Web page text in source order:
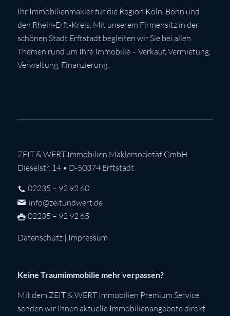
Ihr Immobilienmakler für die Region Köln, Bonn und
den Rhein-Erft-Kreis. Mit unserem Firmensitz in der
schönen Stadt Erftstadt begleiten wir Sie bei allen
Themen rund um Ihre Immobilie – Verkauf, Vermietung,
Verwaltung, Finanzierung.
ZEIT & WERT Immobilien Maklersocietät GmbH
Dieselstr. 14 • D-50374 Erftstadt
02235 – 92 92 60
info@zeitundwert.de
02235 – 92 92 65
Datenschutz| Impressum
Keine Traumimmobilie mehr verpassen?
Mit dem ZEIT & WERT Immobilien Premium Service
senden wir Ihnen aktuelle Immobilienangebote direkt